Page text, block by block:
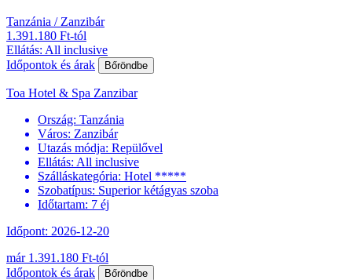
Tanzánia / Zanzibár
1.391.180 Ft-tól
Ellátás: All inclusive
Időpontok és árak
Bőröndbe
Toa Hotel & Spa Zanzibar
Ország: Tanzánia
Város: Zanzibár
Utazás módja: Repülővel
Ellátás: All inclusive
Szálláskategória: Hotel *****
Szobatípus: Superior kétágyas szoba
Időtartam: 7 éj
Időpont: 2026-12-20
már 1.391.180 Ft-tól
Időpontok és árak
Bőröndbe